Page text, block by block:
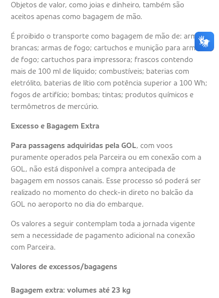
Objetos de valor, como joias e dinheiro, também são
aceitos apenas como bagagem de mão.
É proibido o transporte como bagagem de mão de: armas
brancas; armas de fogo; cartuchos e munição para armas
de fogo; cartuchos para impressora; frascos contendo
mais de 100 ml de líquido; combustíveis; baterias com
eletrólito, baterias de lítio com potência superior a 100 Wh;
fogos de artifício; bombas; tintas; produtos químicos e
termômetros de mercúrio.
Excesso e Bagagem Extra
Para passagens adquiridas pela GOL, com voos
puramente operados pela Parceira ou em conexão com a
GOL, não está disponível a compra antecipada de
bagagem em nossos canais. Esse processo só poderá ser
realizado no momento do check-in direto no balcão da
GOL no aeroporto no dia do embarque.
Os valores a seguir contemplam toda a jornada vigente
sem a necessidade de pagamento adicional na conexão
com Parceira.
Valores de excessos/bagagens
Bagagem extra: volumes até 23 kg